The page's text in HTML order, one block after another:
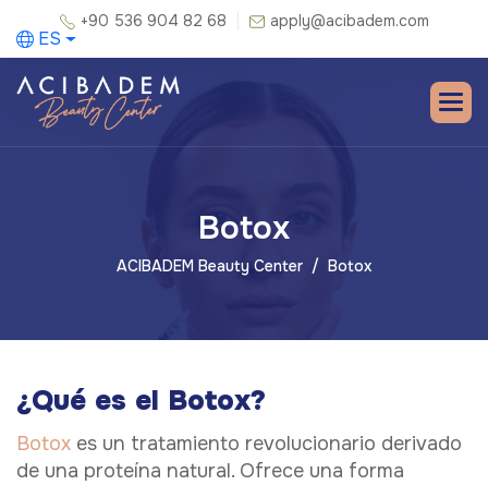
+90 536 904 82 68 apply@acibadem.com
ES
Botox
ACIBADEM Beauty Center Botox
¿Qué es el Botox?
Botox es un tratamiento revolucionario derivado
de una proteína natural. Ofrece una forma